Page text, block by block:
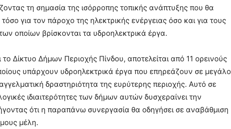
τη σημασία της ισόρροπης τοπικής ανάπτυξης που θα
για τον πάροχο της ηλεκτρικής ενέργειας όσο και για τους
οποίων βρίσκονται τα υδροηλεκτρικά έργα.
Δίκτυο Δήμων Περιοχής Πίνδου, αποτελείται από 11 ορεινούς
υπάρχουν υδροηλεκτρικά έργα που επηρεάζουν σε μεγάλο
δραστηριότητα της ευρύτερης περιοχής. Αυτό σε
ιδιαιτερότητες των δήμων αυτών δυσχεραίνει την
ότι η παραπάνω συνεργασία θα οδηγήσει σε αναβάθμιση
μέλη.